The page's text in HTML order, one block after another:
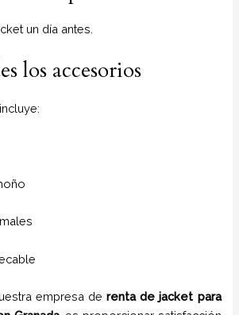
un día antes.
los accesorios
empresa derenta de jacket para